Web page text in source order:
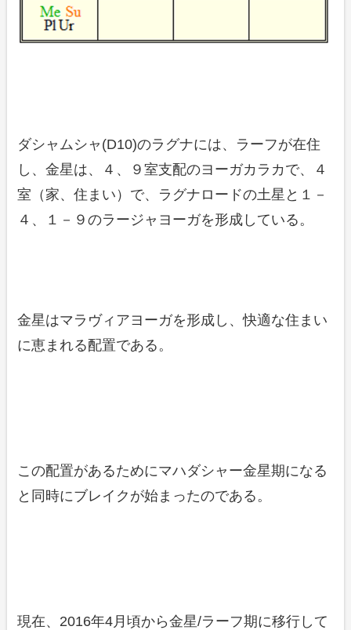
ダシャムシャ(D10)のラグナには、ラーフが在住
し、金星は、４、９室支配のヨーガカラカで、４
室（家、住まい）で、ラグナロードの土星と１－
４、１－９のラージャヨーガを形成している。
金星はマラヴィアヨーガを形成し、快適な住まい
に恵まれる配置である。
この配置があるためにマハダシャー金星期になる
と同時にブレイクが始まったのである。
現在、2016年4月頃から金星/ラーフ期に移行して